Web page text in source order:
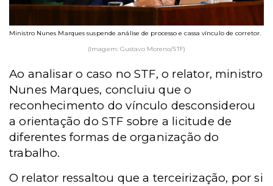
Ministro Nunes Marques suspende análise de processo e cassa vínculo de corretor.
(Imagem: Gustavo Moreno/STF)
Ao analisar o caso no STF, o relator, ministro
Nunes Marques, concluiu que o
reconhecimento do vínculo desconsiderou
a orientação do STF sobre a licitude de
diferentes formas de organização do
trabalho.
O relator ressaltou que a terceirização, por si